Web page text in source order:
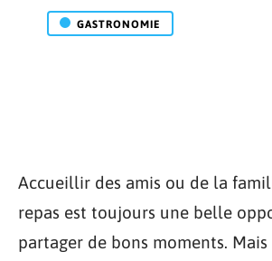
GASTRONOMIE
Accueillir des amis ou de la
repas est toujours une belle
partager de bons moments.